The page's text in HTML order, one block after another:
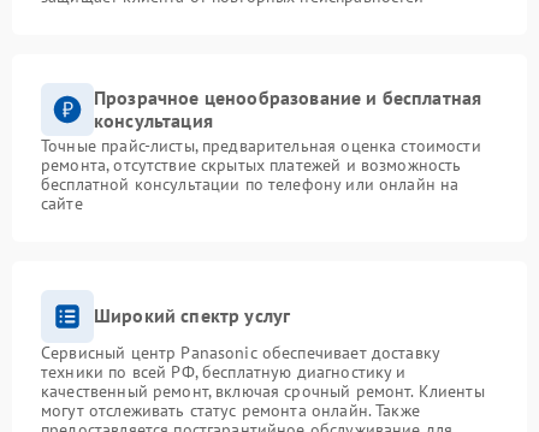
Прозрачное ценообразование и бесплатная
консультация
Точные прайс-листы, предварительная оценка стоимости
ремонта, отсутствие скрытых платежей и возможность
бесплатной консультации по телефону или онлайн на
сайте
Широкий спектр услуг
Сервисный центр Panasonic обеспечивает доставку
техники по всей РФ, бесплатную диагностику и
качественный ремонт, включая срочный ремонт. Клиенты
могут отслеживать статус ремонта онлайн. Также